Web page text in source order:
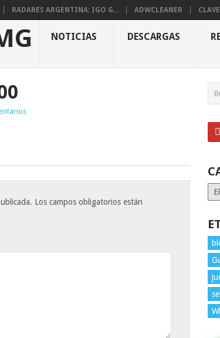
RADARES ARGENTINA: IGO G... ADWCLEANER
NOTICIAS DESCARGAS
Los campos obligatorios están